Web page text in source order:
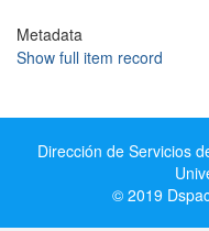
Metadata
Show full item record
Dirección de Servicios
© 2019